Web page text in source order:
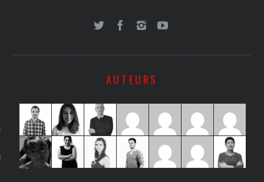
AUTEURS